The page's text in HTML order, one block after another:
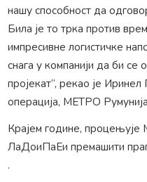
нашу способност да
Била је то трка против
импресивне логистичке
снага у компанији да би се
пројекат“, рекао је
операција, МЕТРО Румунија
Крајем године,
ЛаДоиПаЕи премашити
.